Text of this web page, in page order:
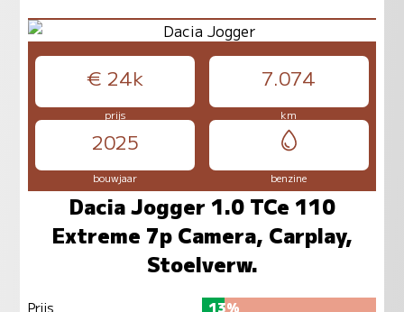
€ 24k 7.074
prijs km
2025
bouwjaar benzine
Dacia Jogger 1.0 TCe 110
Extreme 7p Camera, Carplay,
Stoelverw.
Prijs
13%